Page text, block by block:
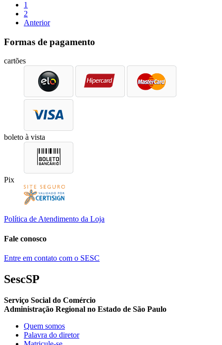
1
2
Anterior
Formas de pagamento
cartões
boleto à vista
Pix
Política de Atendimento da Loja
Fale conosco
Entre em contato com o SESC
SescSP
Serviço Social do Comércio
Administração Regional no Estado de São Paulo
Quem somos
Palavra do diretor